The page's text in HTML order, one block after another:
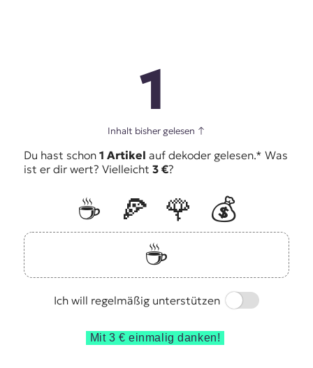
1
Inhalt bisher gelesen ↑
Du hast schon 1 Artikel auf dekoder gelesen.* Was
ist er dir wert? Vielleicht 3 €?
☕️ 🍕 🌹
💰
☕️
Ich will regelmäßig unterstützen
Switch
Mit 3 € einmalig danken!